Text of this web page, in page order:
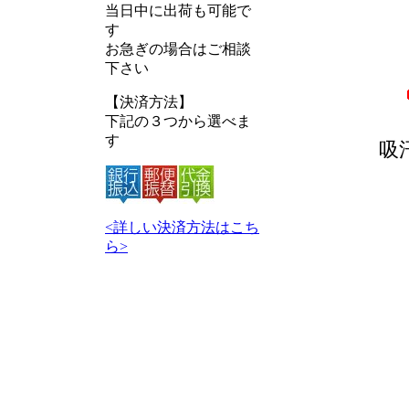
当日中に出荷も可能で
す
お急ぎの場合はご相談
下さい
【決済方法】
下記の３つから選べま
す
<詳しい決済方法はこち
ら>
吸